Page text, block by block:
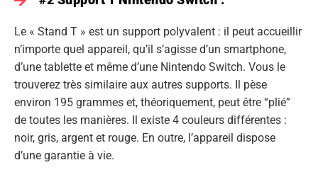
Le « Stand T » est un support polyvalent : il peut accueillir
n’importe quel appareil, qu’il s’agisse d’un smartphone,
d’une tablette et même d’une Nintendo Switch. Vous le
trouverez très similaire aux autres supports. Il pèse
environ 195 grammes et, théoriquement, peut être “plié”
de toutes les manières. Il existe 4 couleurs différentes :
noir, gris, argent et rouge. En outre, l’appareil dispose
d’une garantie à vie.